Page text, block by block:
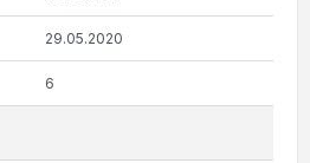
29.05.2020
6